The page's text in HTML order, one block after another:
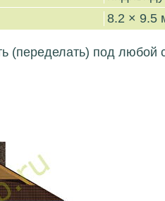
8.2 × 9.5
(переделать) под любой